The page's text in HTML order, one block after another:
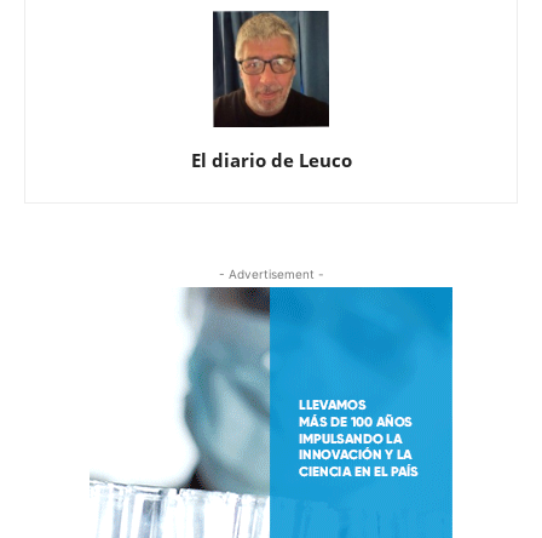
El diario de Leuco
- Advertisement -